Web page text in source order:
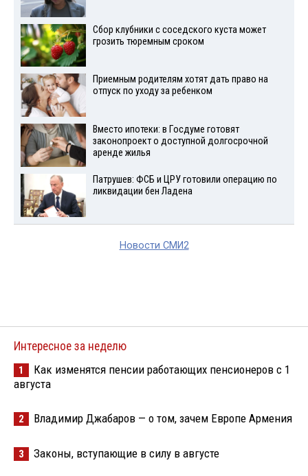
Сбор клубники с соседского куста может
грозить тюремным сроком
Приемным родителям хотят дать право на
отпуск по уходу за ребенком
Вместо ипотеки: в Госдуме готовят
законопроект о доступной долгосрочной
аренде жилья
Патрушев: ФСБ и ЦРУ готовили операцию по
ликвидации бен Ладена
Новости СМИ2
Интересное за неделю
1
Как изменятся пенсии работающих пенсионеров с 1
августа
2 Владимир Джабаров — о том, зачем Европе Армения
3 Законы, вступающие в силу в августе